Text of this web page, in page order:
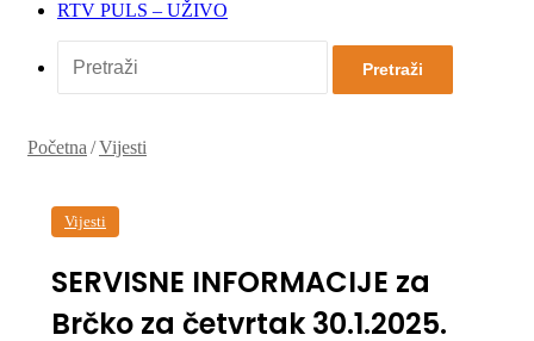
RTV PULS – UŽIVO
Pretraži
Početna /Vijesti
Vijesti
SERVISNE INFORMACIJE za
Brčko za četvrtak 30.1.2025.